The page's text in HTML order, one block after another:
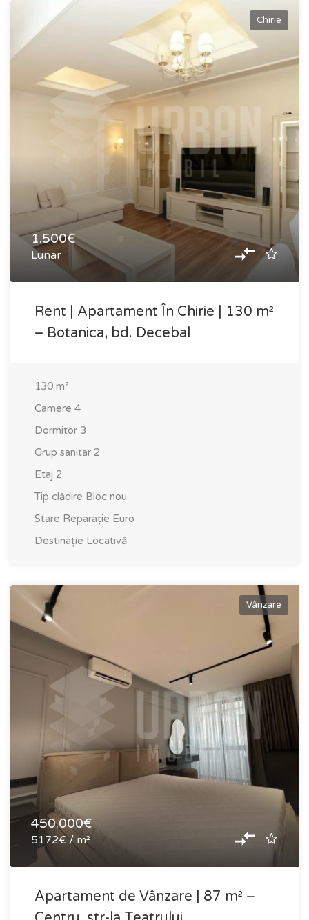
Chirie
1.500€
Lunar
Rent | Apartament În Chirie | 130 m²
– Botanica, bd. Decebal
130 m²
Camere 4
Dormitor 3
Grup sanitar 2
Etaj 2
Tip clădire Bloc nou
Stare Reparație Euro
Destinație Locativă
Vânzare
450.000€
5172€ / m²
Apartament de Vânzare | 87 m² –